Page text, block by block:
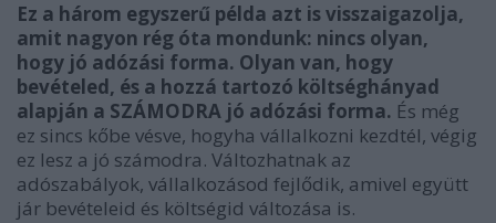
Ez a három egyszerű példa azt is visszaigazolja,
amit nagyon rég óta mondunk: nincs olyan,
hogy jó adózási forma. Olyan van, hogy
bevételed, és a hozzá tartozó költséghányad
alapján a SZÁMODRA jó adózási forma. És még
ez sincs kőbe vésve, hogyha vállalkozni kezdtél, végig
ez lesz a jó számodra. Változhatnak az
adószabályok, vállalkozásod fejlődik, amivel együtt
jár bevételeid és költségid változása is.